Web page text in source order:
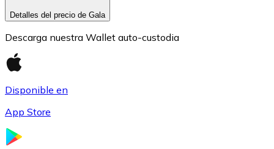
Detalles del precio de Gala
Descarga nuestra Wallet auto-custodia
Disponible en
App Store